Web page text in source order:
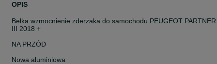
OPIS
Belka wzmocnienie zderzaka do samochodu PEUGEOT PARTNER
III 2018 +
NA PRZÓD
Nowa aluminiowa